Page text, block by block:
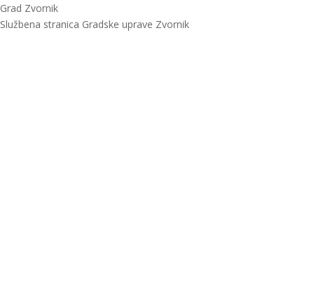
Grad Zvornik
Službena stranica Gradske uprave Zvornik